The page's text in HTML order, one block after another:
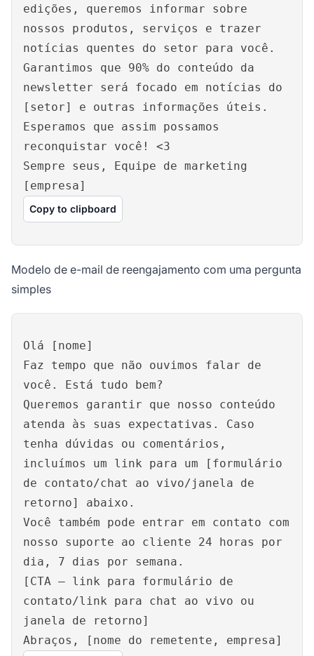
edições, queremos informar sobre
nossos produtos, serviços e trazer
notícias quentes do setor para você.
Garantimos que 90% do conteúdo da
newsletter será focado em notícias do
[setor] e outras informações úteis.
Esperamos que assim possamos
reconquistar você! <3
Sempre seus, Equipe de marketing
[empresa]
Copy to clipboard
Modelo de e-mail de reengajamento com uma pergunta
simples
Olá [nome]
Faz tempo que não ouvimos falar de
você. Está tudo bem?
Queremos garantir que nosso conteúdo
atenda às suas expectativas. Caso
tenha dúvidas ou comentários,
incluímos um link para um [formulário
de contato/chat ao vivo/janela de
retorno] abaixo.
Você também pode entrar em contato com
nosso suporte ao cliente 24 horas por
dia, 7 dias por semana.
[CTA – link para formulário de
contato/link para chat ao vivo ou
janela de retorno]
Abraços, [nome do remetente, empresa]